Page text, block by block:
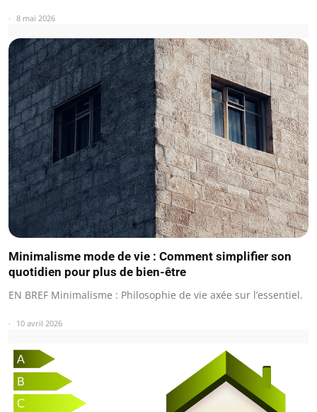
8 mai 2026
Minimalisme mode de vie : Comment simplifier son
quotidien pour plus de bien-être
EN BREF Minimalisme : Philosophie de vie axée sur l’essentiel.
10 avril 2026